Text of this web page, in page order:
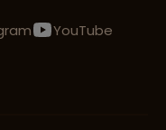
YouTube